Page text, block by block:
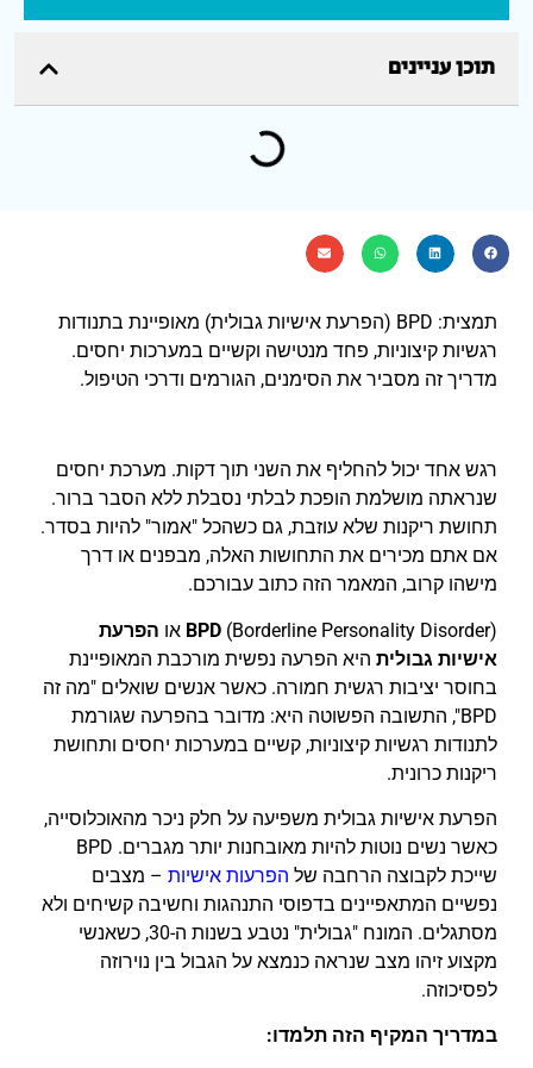
תוכן עניינים
תמצית: BPD (הפרעת אישיות גבולית) מאופיינת בתנודות
רגשיות קיצוניות, פחד מנטישה וקשיים במערכות יחסים.
מדריך זה מסביר את הסימנים, הגורמים ודרכי הטיפול.
רגש אחד יכול להחליף את השני תוך דקות. מערכת יחסים
שנראתה מושלמת הופכת לבלתי נסבלת ללא הסבר ברור.
תחושת ריקנות שלא עוזבת, גם כשהכל "אמור" להיות בסדר.
אם אתם מכירים את התחושות האלה, מבפנים או דרך
מישהו קרוב, המאמר הזה כתוב עבורכם.
BPD (Borderline Personality Disorder) או
הפרעת
אישיות גבולית היא הפרעה נפשית מורכבת המאופיינת
בחוסר יציבות רגשית חמורה. כאשר אנשים שואלים "מה זה
BPD", התשובה הפשוטה היא: מדובר בהפרעה שגורמת
לתנודות רגשיות קיצוניות, קשיים במערכות יחסים ותחושת
ריקנות כרונית.
הפרעת אישיות גבולית משפיעה על חלק ניכר מהאוכלוסייה,
כאשר נשים נוטות להיות מאובחנות יותר מגברים. BPD
שייכת לקבוצה הרחבה של הפרעות אישיות – מצבים
נפשיים המתאפיינים בדפוסי התנהגות וחשיבה קשיחים ולא
מסתגלים. המונח "גבולית" נטבע בשנות ה-30, כשאנשי
מקצוע זיהו מצב שנראה כנמצא על הגבול בין נוירוזה
לפסיכוזה.
במדריך המקיף הזה תלמדו: